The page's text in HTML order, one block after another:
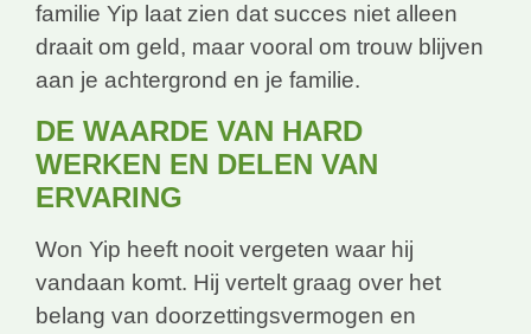
familie Yip laat zien dat succes niet alleen
draait om geld, maar vooral om trouw blijven
aan je achtergrond en je familie.
DE WAARDE VAN HARD
WERKEN EN DELEN VAN
ERVARING
Won Yip heeft nooit vergeten waar hij
vandaan komt. Hij vertelt graag over het
belang van doorzettingsvermogen en